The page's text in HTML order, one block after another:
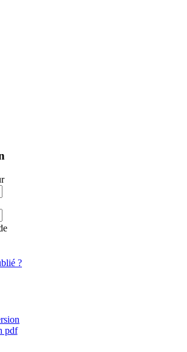
?
pdf